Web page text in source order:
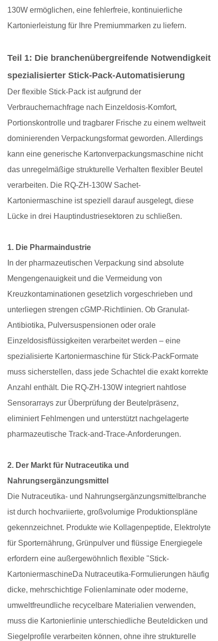
130W ermöglichen, eine fehlerfreie, kontinuierliche
Kartonierleistung für Ihre Premiummarken zu liefern.
Teil 1: Die branchenübergreifende Notwendigkeit
spezialisierter Stick-Pack-Automatisierung
Der flexible Stick-Pack ist aufgrund der
Verbrauchernachfrage nach Einzeldosis-Komfort,
Portionskontrolle und tragbarer Frische zu einem weltweit
dominierenden Verpackungsformat geworden. Allerdings
kann eine generische Kartonverpackungsmaschine nicht
das unregelmäßige strukturelle Verhalten flexibler Beutel
verarbeiten. Die RQ-ZH-130W Sachet-
Kartoniermaschine ist speziell darauf ausgelegt, diese
Lücke in drei Hauptindustriesektoren zu schließen.
1. Die Pharmaindustrie
In der pharmazeutischen Verpackung sind absolute
Mengengenauigkeit und die Vermeidung von
Kreuzkontaminationen gesetzlich vorgeschrieben und
unterliegen strengen cGMP-Richtlinien. Ob Granulat-
Antibiotika, Pulversuspensionen oder orale
Einzeldosisflüssigkeiten verarbeitet werden – eine
spezialisierte Kartoniermaschine für Stick-PackFormate
muss sicherstellen, dass jede Schachtel die exakt korrekte
Anzahl enthält. Die RQ-ZH-130W integriert nahtlose
Sensorarrays zur Überprüfung der Beutelpräsenz,
eliminiert Fehlmengen und unterstützt nachgelagerte
pharmazeutische Track-and-Trace-Anforderungen.
2. Der Markt für Nutraceutika und
Nahrungsergänzungsmittel
Die Nutraceutika- und Nahrungsergänzungsmittelbranche
ist durch hochvariierte, großvolumige Produktionspläne
gekennzeichnet. Produkte wie Kollagenpeptide, Elektrolyte
für Sporternährung, Grünpulver und flüssige Energiegele
erfordern eine außergewöhnlich flexible "Stick-
KartoniermaschineDa Nutraceutika-Formulierungen häufig
dicke, mehrschichtige Folienlaminate oder moderne,
umweltfreundliche recycelbare Materialien verwenden,
muss die Kartonierlinie unterschiedliche Beuteldicken und
Siegelprofile verarbeiten können, ohne ihre strukturelle